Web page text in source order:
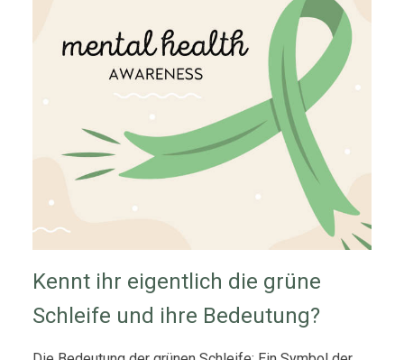
Kennt ihr eigentlich die grüne
Schleife und ihre Bedeutung?